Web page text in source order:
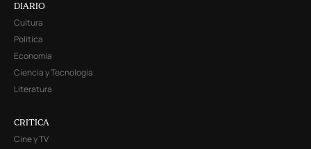
DIARIO
Cultura
Política
Economía
Ciencia y Tecnología
Literatura
CRITICA
Cine y TV